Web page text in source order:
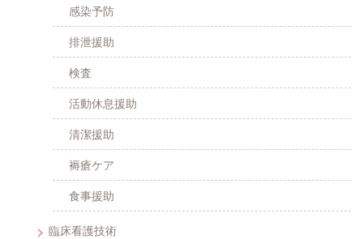
感染予防
排泄援助
検査
活動休息援助
清潔援助
褥瘡ケア
食事援助
臨床看護技術